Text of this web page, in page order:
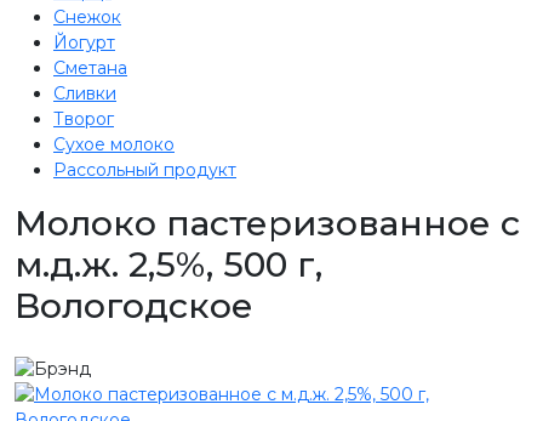
Снежок
Йогурт
Сметана
Сливки
Творог
Сухое молоко
Рассольный продукт
Молоко пастеризованное с
м.д.ж. 2,5%, 500 г,
Вологодское